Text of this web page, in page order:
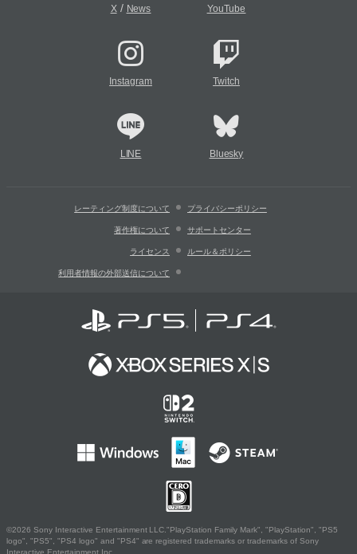
X/ News YouTube
Instagram Twitch
LINE Bluesky
レーティング制度について プライバシーポリシー
著作権について サポートセンター
ライセンス ルール＆ポリシー
利用者情報の外部送信について
©2026 Sony Interactive Entertainment LLC."PlayStation Family Mark", "PlayStation", "PS5
logo", "PS5", "PS4 logo" and "PS4" are registered trademarks or trademarks of Sony
Interactive Entertainment Inc.